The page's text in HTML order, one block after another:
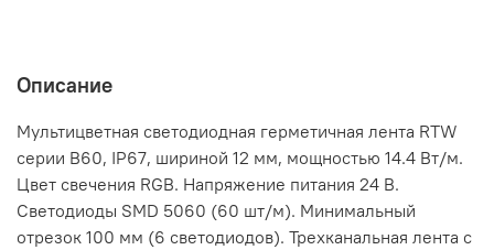
Описание
Мультицветная светодиодная герметичная лента RTW
серии B60, IP67, шириной 12 мм, мощностью 14.4 Вт/м.
Цвет свечения RGB. Напряжение питания 24 В.
Светодиоды SMD 5060 (60 шт/м). Минимальный
отрезок 100 мм (6 светодиодов). Трехканальная лента с